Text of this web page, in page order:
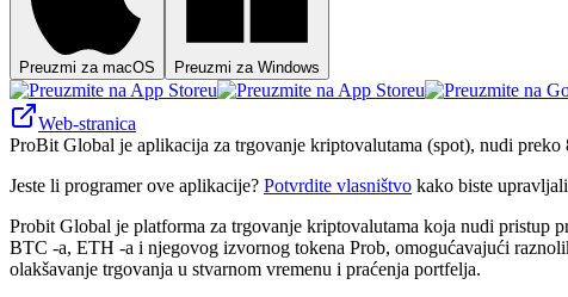
Preuzmi za macOS Preuzmi za Windows
Web-stranica
ProBit Global je aplikacija za trgovanje kriptovalutama (spot), nudi
Jeste li programer ove aplikacije? Potvrdite vlasništvo kako biste
Probit Global je platforma za trgovanje kriptovalutama koja nudi pristup
BTC -a, ETH -a i njegovog izvornog tokena Prob, omogućavajući
olakšavanje trgovanja u stvarnom vremenu i praćenja portfelja.